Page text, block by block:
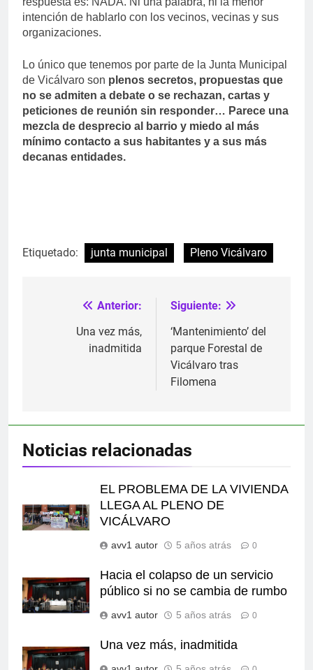
intención de hablarlo con los vecinos, vecinas y sus
organizaciones.
Lo único que tenemos por parte de la Junta Municipal
de Vicálvaro son plenos secretos, propuestas que
no se admiten a debate o se rechazan, cartas y
peticiones de reunión sin responder… Parece una
mezcla de desprecio al barrio y miedo al más
mínimo contacto a sus habitantes y a sus más
decanas entidades.
Etiquetado: junta municipal Pleno Vicálvaro
Navegación
Anterior:
Una vez más,
inadmitida
Siguiente:
‘Mantenimiento’ del
parque Forestal de
Vicálvaro tras
Filomena
Noticias relacionadas
EL PROBLEMA DE LA VIVIENDA
LLEGA AL PLENO DE
VICÁLVARO
avv1 autor 5 años atrás 0
Hacia el colapso de un servicio
público si no se cambia de rumbo
avv1 autor 5 años atrás 0
Una vez más, inadmitida